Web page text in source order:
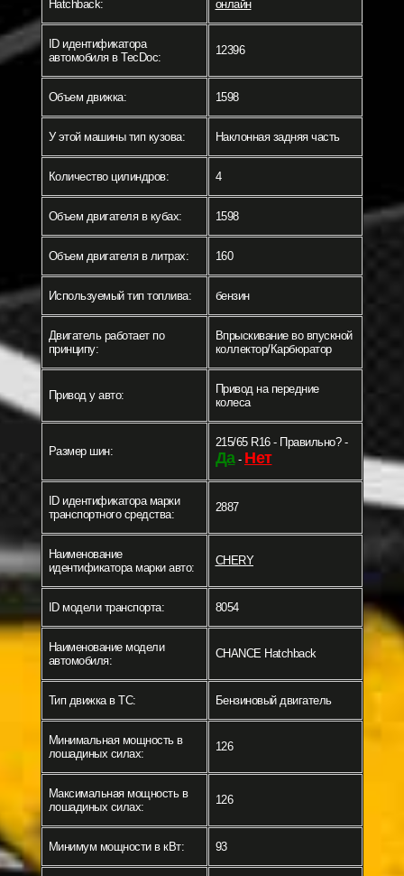
Hatchback:
онлайн
ID идентификатора
автомобиля в TecDoc:
12396
Объем движка: 1598
У этой машины тип кузова: Наклонная задняя часть
Количество цилиндров: 4
Объем двигателя в кубах: 1598
Объем двигателя в литрах: 160
Используемый тип топлива: бензин
Двигатель работает по
принципу:
Впрыскивание во впускной
коллектор/Карбюратор
Привод у авто:
Привод на передние
колеса
Размер шин:
215/65 R16 - Правильно? -
Да- Нет
ID идентификатора марки
транспортного средства:
2887
Наименование
идентификатора марки авто:
CHERY
ID модели транспорта: 8054
Наименование модели
автомобиля:
CHANCE Hatchback
Тип движка в ТС: Бензиновый двигатель
Минимальная мощность в
лошадиных силах:
126
Максимальная мощность в
лошадиных силах:
126
Минимум мощности в кВт: 93